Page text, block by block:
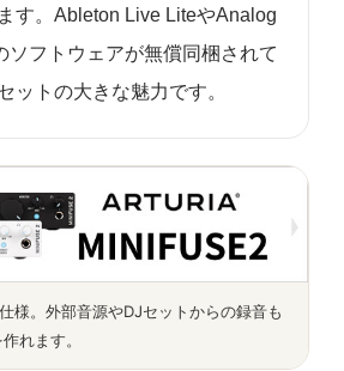
す。Ableton Live LiteやAnalog
ソフトウェアが無償同梱されて
ットの大きな魅力です。
様。外部音源やDJセットからの録音も
れます。